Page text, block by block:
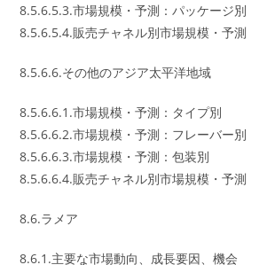
8.5.6.5.3.市場規模・予測：パッケージ別
8.5.6.5.4.販売チャネル別市場規模・予測
8.5.6.6.その他のアジア太平洋地域
8.5.6.6.1.市場規模・予測：タイプ別
8.5.6.6.2.市場規模・予測：フレーバー別
8.5.6.6.3.市場規模・予測：包装別
8.5.6.6.4.販売チャネル別市場規模・予測
8.6.ラメア
8.6.1.主要な市場動向、成長要因、機会